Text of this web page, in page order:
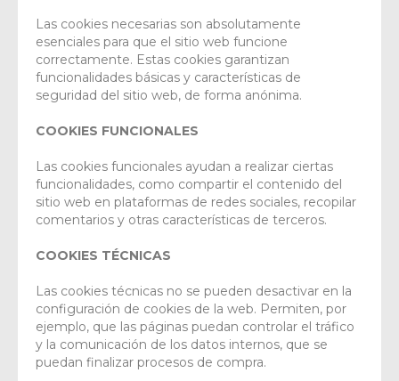
Las cookies necesarias son absolutamente
esenciales para que el sitio web funcione
correctamente. Estas cookies garantizan
funcionalidades básicas y características de
seguridad del sitio web, de forma anónima.
COOKIES FUNCIONALES
Las cookies funcionales ayudan a realizar ciertas
funcionalidades, como compartir el contenido del
sitio web en plataformas de redes sociales, recopilar
comentarios y otras características de terceros.
COOKIES TÉCNICAS
Las cookies técnicas no se pueden desactivar en la
configuración de cookies de la web. Permiten, por
ejemplo, que las páginas puedan controlar el tráfico
y la comunicación de los datos internos, que se
puedan finalizar procesos de compra.